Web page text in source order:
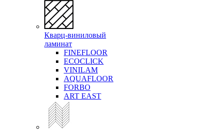
Кварц-виниловый
ламинат
FINEFLOOR
ECOCLICK
VINILAM
AQUAFLOOR
FORBO
ART EAST